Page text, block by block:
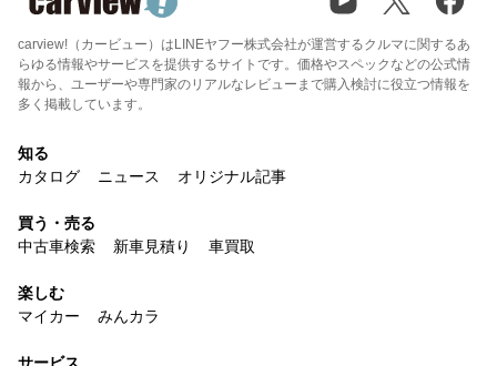
carview!（カービュー）はLINEヤフー株式会社が運営するクルマに関するあ
らゆる情報やサービスを提供するサイトです。価格やスペックなどの公式情
報から、ユーザーや専門家のリアルなレビューまで購入検討に役立つ情報を
多く掲載しています。
知る
カタログ
ニュース オリジナル記事
買う・売る
中古車検索
新車見積り 車買取
楽しむ
マイカー
みんカラ